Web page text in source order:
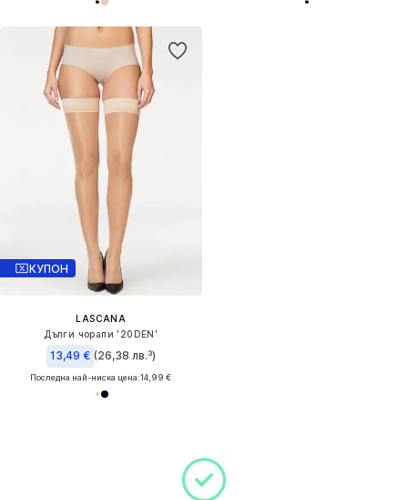
КУПОН
LASCANA
Дълги чорапи '20DEN'
13,49 € (26,38 лв.³)
Последна най-ниска цена:14,99 €